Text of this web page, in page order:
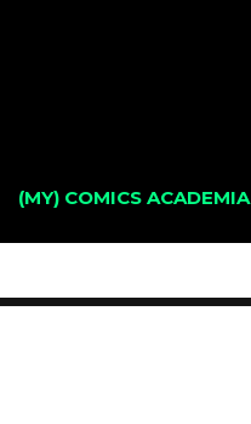
(MY) COMICS ACADEMIA